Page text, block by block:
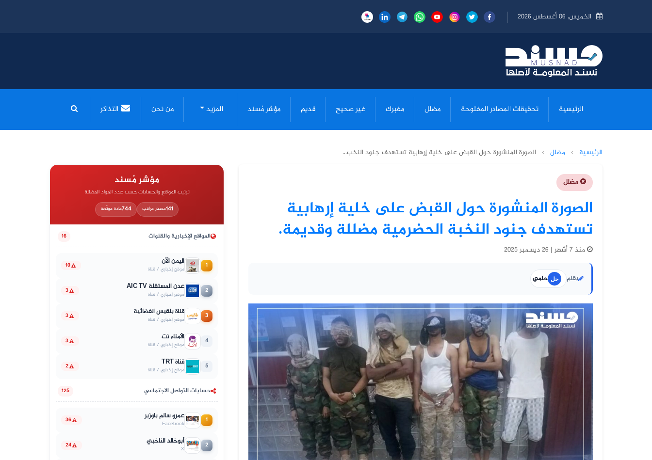
الخميس, 06 أغسطس 2026
الرئيسية تحقيقات المصادر المفتوحة مضلل مفبرك غير صحيح قديم مؤشر مُسند المزيد من نحن التذاكر
الرئيسية › مضلل › الصورة المنشورة حول القبض على خلية إرهابية تستهدف جنود النخب...
مضلل
الصورة المنشورة حول القبض على خلية إرهابية
تستهدف جنود النخبة الحضرمية مضللة وقديمة.
منذ 7 أشهر | 26 ديسمبر 2025
بقلم حلمي
مؤشر مُسند
ترتيب المواقع والحسابات حسب عدد المواد المضللة
141مصدر مراقب 744مادة موثّقة
المواقع الإخبارية والقنوات 16
1 اليمن الآن
موقع إخباري / قناة 10
2 عدن المستقلة AIC TV
موقع إخباري / قناة 3
3 قناة بلقيس الفضائية
موقع إخباري / قناة 3
4 الأمناء نت
موقع إخباري / قناة 3
5 قناة TRT
موقع إخباري / قناة 2
حسابات التواصل الاجتماعي 125
1 عمرو سالم باوزير
Facebook
36
2 أبوخالد الناخبي
X
24